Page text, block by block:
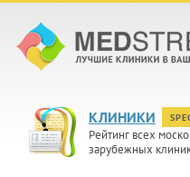
КЛИНИКИ
Рейтинг всех
зарубежных